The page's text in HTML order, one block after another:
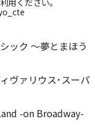
用ください。
ック ～夢とまほう
ヴァリウス･スーパ
-on Broadway-